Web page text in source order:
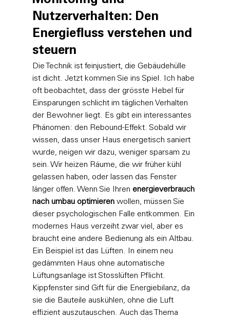
Nutzerverhalten: Den
Energiefluss verstehen und
steuern
Die Technik ist feinjustiert, die Gebäudehülle
ist dicht. Jetzt kommen Sie ins Spiel. Ich habe
oft beobachtet, dass der grösste Hebel für
Einsparungen schlicht im täglichen Verhalten
der Bewohner liegt. Es gibt ein interessantes
Phänomen: den Rebound-Effekt. Sobald wir
wissen, dass unser Haus energetisch saniert
wurde, neigen wir dazu, weniger sparsam zu
sein. Wir heizen Räume, die wir früher kühl
gelassen haben, oder lassen das Fenster
länger offen. Wenn Sie Ihren energieverbrauch
nach umbau optimieren wollen, müssen Sie
dieser psychologischen Falle entkommen. Ein
modernes Haus verzeiht zwar viel, aber es
braucht eine andere Bedienung als ein Altbau.
Ein Beispiel ist das Lüften. In einem neu
gedämmten Haus ohne automatische
Lüftungsanlage ist Stosslüften Pflicht.
Kippfenster sind Gift für die Energiebilanz, da
sie die Bauteile auskühlen, ohne die Luft
effizient auszutauschen. Auch das Thema